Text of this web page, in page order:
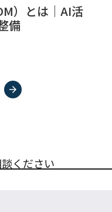
）とは｜AI活
備
arrow_forward
ください